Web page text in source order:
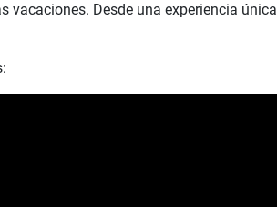
vacaciones. Desde una experiencia única